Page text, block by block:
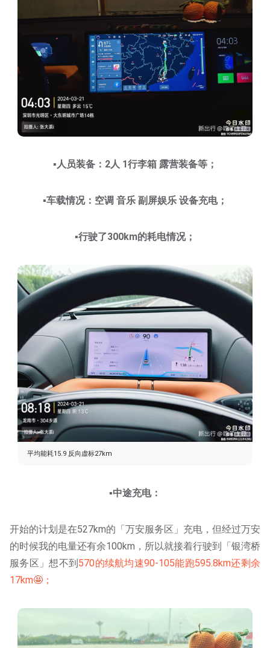
▪️人员装备：2人 1行李箱 露营装备等；
▪️车载情况：空调 音乐 副屏娱乐 设备充电；
▪️行驶了300km的耗电情况；
平均能耗15.9 反向虚标27km
▪️中途充电：
开始的计划是在527km的「万安服务区」充电，但经过万安
的时候我的电量还有余100km，所以就接着行驶到「银湾桥
服务区」想不到570的续航均速90-105能跑595.8km还剩余
17km🤩；